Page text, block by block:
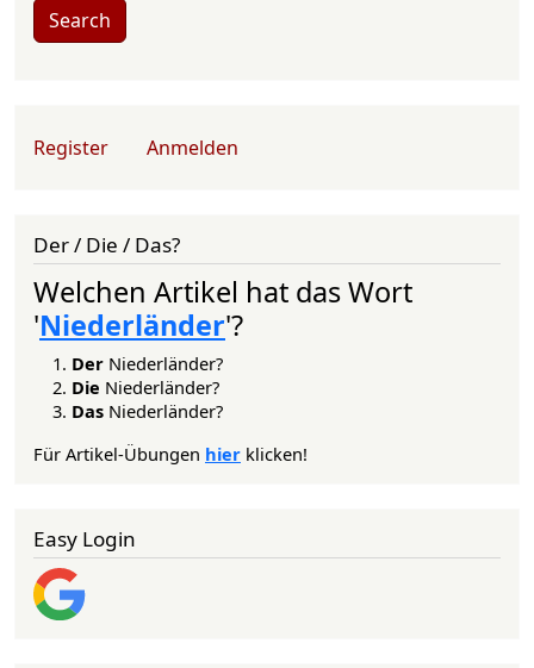
Search
User account menu
Register Anmelden
Der / Die / Das?
Welchen Artikel hat das Wort
'Niederländer'?
Der Niederländer?
Die Niederländer?
Das Niederländer?
Für Artikel-Übungen hier klicken!
Easy Login